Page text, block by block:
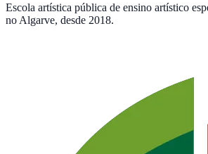
Escola artística pública de ensino artístico
no Algarve, desde 2018.